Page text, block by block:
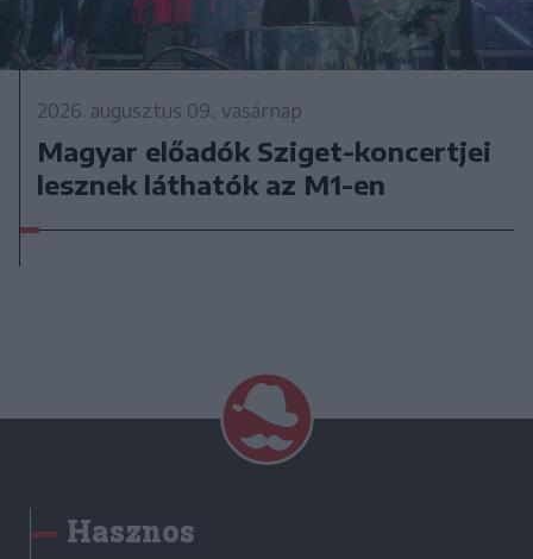
2026. augusztus 09., vasárnap
Magyar előadók Sziget-koncertjei
lesznek láthatók az M1-en
Hasznos